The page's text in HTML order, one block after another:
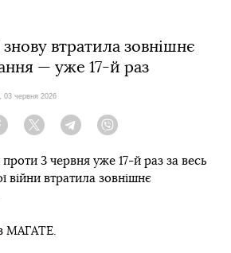
втратила зовнішнє
— уже 17-й раз
03 червня 2026
Facebook Twitter Telegram
проти 3 червня уже 17-й раз за весь
війни втратила зовнішнє
МАГАТЕ.